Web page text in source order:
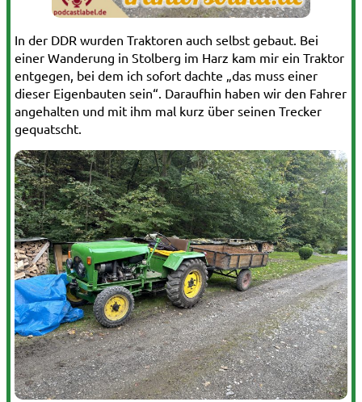
In der DDR wurden Traktoren auch selbst gebaut. Bei
einer Wanderung in Stolberg im Harz kam mir ein Traktor
entgegen, bei dem ich sofort dachte „das muss einer
dieser Eigenbauten sein“. Daraufhin haben wir den Fahrer
angehalten und mit ihm mal kurz über seinen Trecker
gequatscht.